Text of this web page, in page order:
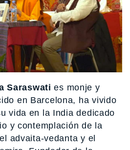
Saraswati es monje y
en Barcelona, ha vivido
vida en la India dedicado
y contemplación de la
advaita-vedanta y el